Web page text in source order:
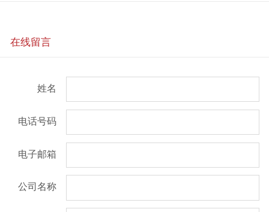
在线留言
姓名
电话号码
电子邮箱
公司名称